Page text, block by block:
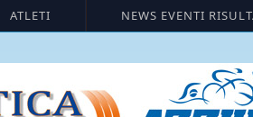
ATLETI NEWS EVENTI